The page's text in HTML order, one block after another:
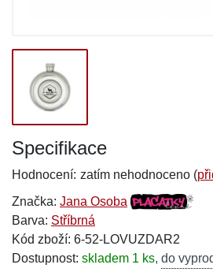
Specifikace
Hodnocení: zatím nehodnoceno (
Značka: Jana Osoba
Barva: Stříbrná
Kód zboží: 6-52-LOVUZDAR2
Dostupnost: skladem 1 ks, do